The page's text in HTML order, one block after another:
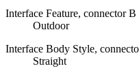
Interface Feature, connector B
Outdoor
Interface Body Style,
Straight